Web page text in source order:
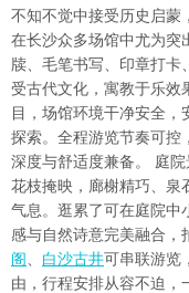
不知不觉中接受历史启蒙
在长沙众多场馆中尤为突
牍、毛笔书写、印章打卡
受古代文化，寓教于乐效
目，场馆环境干净安全
探索。全程游览节奏可控
深度与舒适度兼备。 庭
花枝掩映，廊榭精巧、泉
气息。逛累了可在庭院中
感与自然诗意完美融合，
阁 、 白沙古井可串联游览
由，行程安排从容不迫，